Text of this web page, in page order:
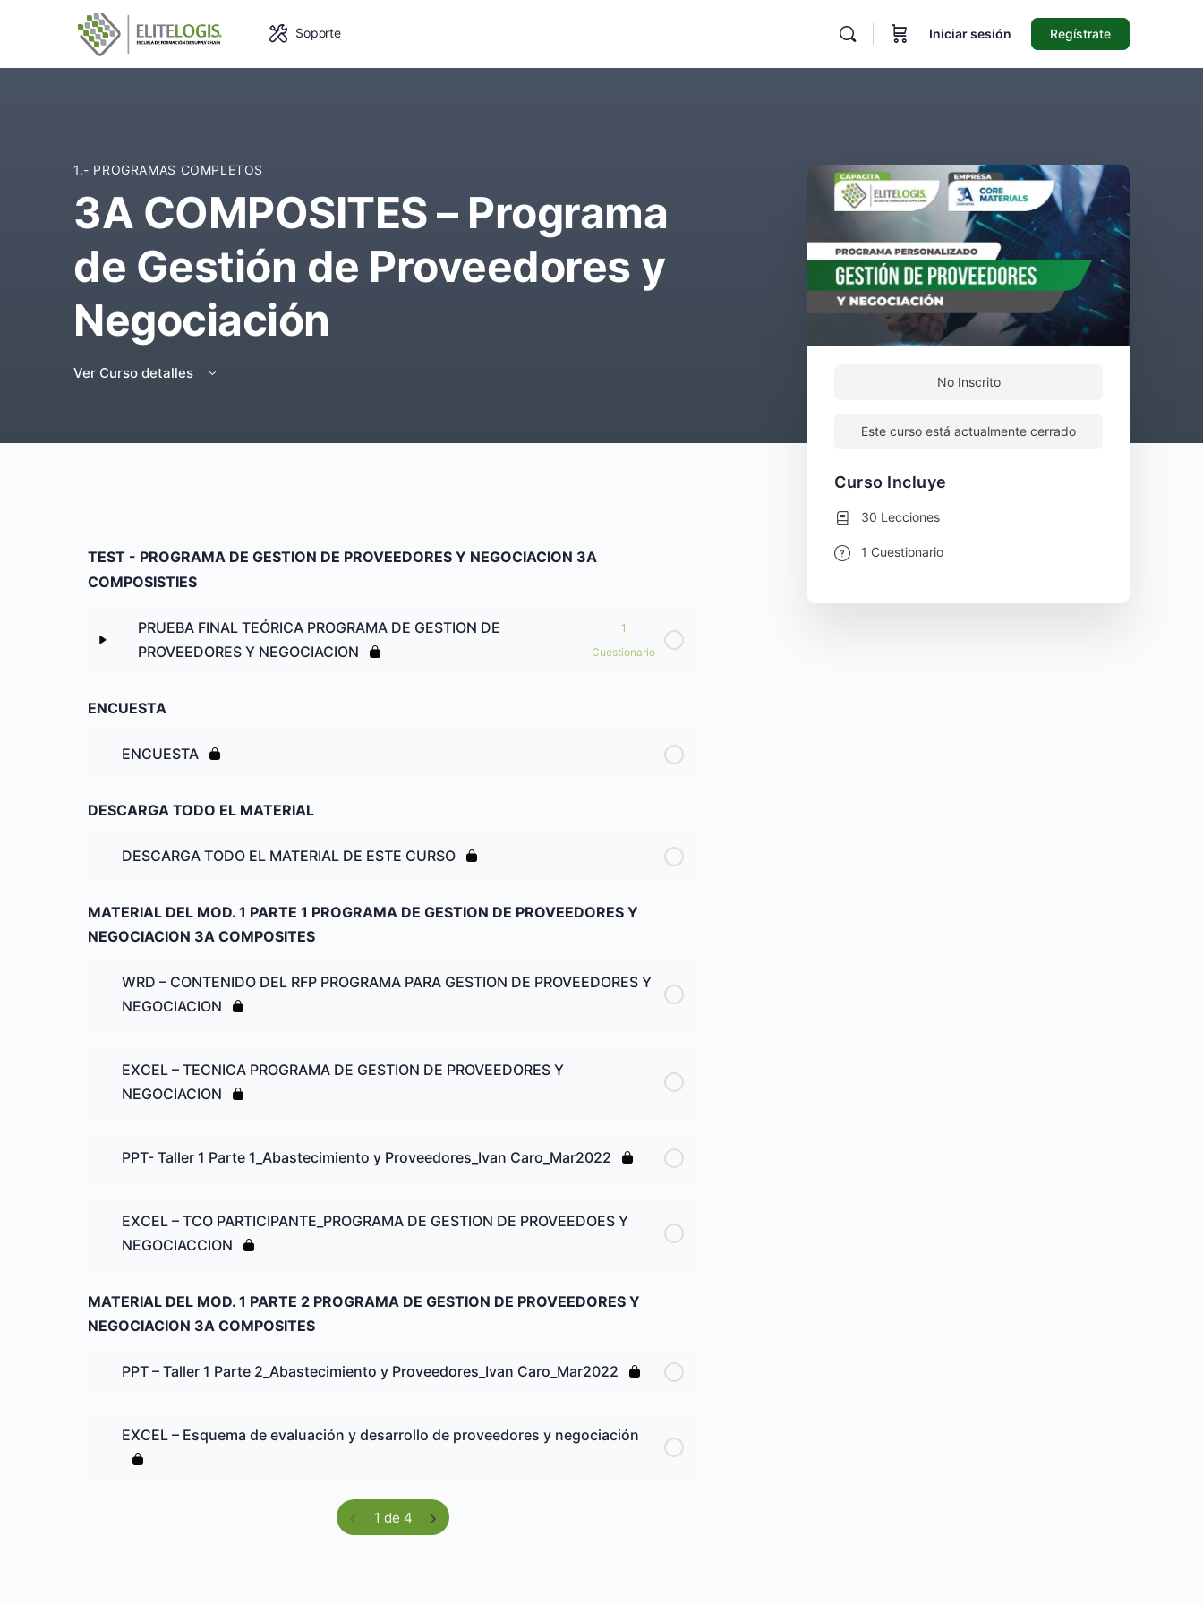
Soporte Iniciar sesión Regístrate
1.- PROGRAMAS COMPLETOS
3A COMPOSITES – Programa
de Gestión de Proveedores y
Negociación
Ver Curso detalles
TEST - PROGRAMA DE GESTION DE PROVEEDORES Y NEGOCIACION 3A
COMPOSISTIES
PRUEBA FINAL TEÓRICA PROGRAMA DE GESTION DE
PROVEEDORES Y NEGOCIACION
1
Cuestionario
CUESTIONARIO FINAL DEL PROGRAMA DE GESTION DE PROVEEDORES Y NEGOCIACION
ENCUESTA
ENCUESTA
DESCARGA TODO EL MATERIAL
DESCARGA TODO EL MATERIAL DE ESTE CURSO
MATERIAL DEL MOD. 1 PARTE 1 PROGRAMA DE GESTION DE PROVEEDORES Y
NEGOCIACION 3A COMPOSITES
WRD – CONTENIDO DEL RFP PROGRAMA PARA GESTION DE PROVEEDORES Y
NEGOCIACION
EXCEL – TECNICA PROGRAMA DE GESTION DE PROVEEDORES Y
NEGOCIACION
PPT- Taller 1 Parte 1_Abastecimiento y Proveedores_Ivan Caro_Mar2022
EXCEL – TCO PARTICIPANTE_PROGRAMA DE GESTION DE PROVEEDOES Y
NEGOCIACCION
MATERIAL DEL MOD. 1 PARTE 2 PROGRAMA DE GESTION DE PROVEEDORES Y
NEGOCIACION 3A COMPOSITES
PPT – Taller 1 Parte 2_Abastecimiento y Proveedores_Ivan Caro_Mar2022
EXCEL – Esquema de evaluación y desarrollo de proveedores y negociación
1 de 4
No Inscrito
Este curso está actualmente cerrado
Curso Incluye
30 Lecciones
1 Cuestionario